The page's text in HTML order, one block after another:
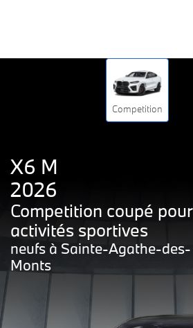
Competition
X6 M
2026
Competition coupé pour
activités sportives
neufs à Sainte-Agathe-des-
Monts